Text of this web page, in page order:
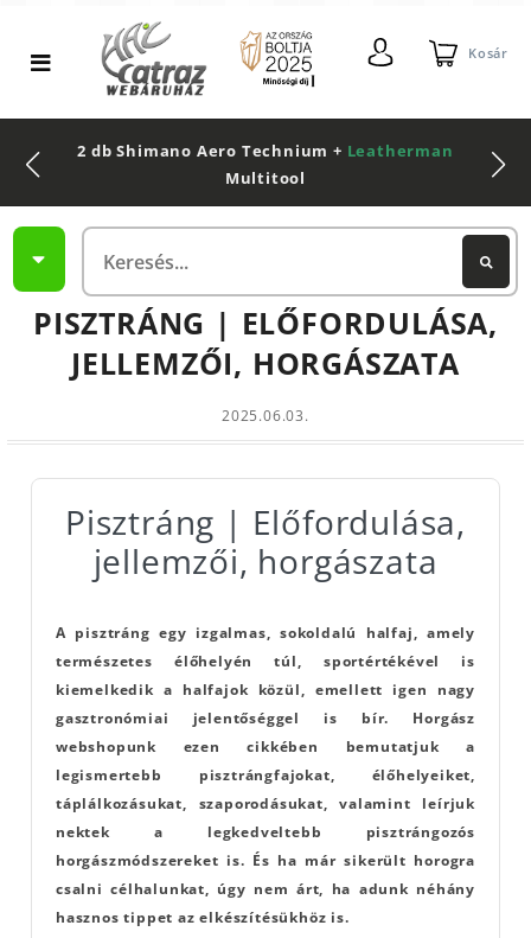
Kosár
2 db Shimano Aero Technium + Leatherman
Multitool
PISZTRÁNG | ELŐFORDULÁSA,
JELLEMZŐI, HORGÁSZATA
2025.06.03.
Pisztráng | Előfordulása,
jellemzői, horgászata
A pisztráng egy izgalmas, sokoldalú halfaj, amely
természetes élőhelyén túl, sportértékével is
kiemelkedik a halfajok közül, emellett igen nagy
gasztronómiai jelentőséggel is bír. Horgász
webshopunk ezen cikkében bemutatjuk a
legismertebb pisztrángfajokat, élőhelyeiket,
táplálkozásukat, szaporodásukat, valamint leírjuk
nektek a legkedveltebb pisztrángozós
horgászmódszereket is. És ha már sikerült horogra
csalni célhalunkat, úgy nem árt, ha adunk néhány
hasznos tippet az elkészítésükhöz is.